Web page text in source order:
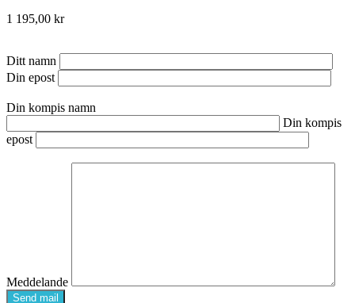
1 195,00 kr
Ditt namn
Din epost
Din kompis namn
Din kompis
epost
Meddelande
Send mail